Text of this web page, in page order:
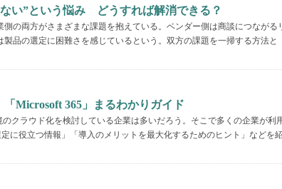
い”という悩み どうすれば解消できる？
側の両方がさまざまな課題を抱えている。ベンダー側は商談につながる
品の選定に困難さを感じているという。双方の課題を一掃する方法と
Microsoft 365」まるわかりガイド
クラウド化を検討している企業は多いだろう。そこで多くの企業が利
に役立つ情報」「導入のメリットを最大化するためのヒント」などを